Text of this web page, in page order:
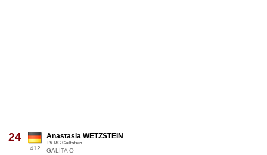
24
412
Anastasia WETZSTEIN
TV RG Gültstein
GALITA O